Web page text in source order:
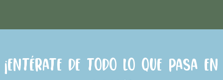
¡Entérate de todo lo que pasa en